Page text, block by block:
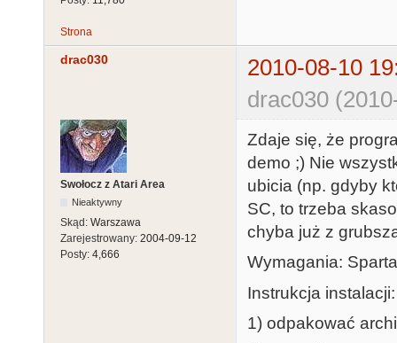
Strona
drac030
2010-08-10
drac030
Swołocz z Atari Area
Nieaktywny
Skąd: Warszawa
Zarejestrowany: 2004-09-12
Posty: 4,666
Zdaje się, że
demo ;) Nie
ubicia (np. gdyby
SC, to trzeba
chyba już z
Wymagania:
Instrukcja instalacji:
1) odpakować